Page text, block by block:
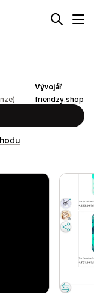
Vývojář
friendzy.shop